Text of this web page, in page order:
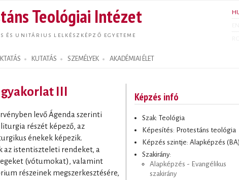
tartalomra
Teológiai Intézet
ÉS UNITÁRIUS LELKÉSZKÉPZŐ EGYETEME
KUTATÁS SZEMÉLYEK AKADÉMIAI ÉLET
III
levő Ágenda szerinti
részét képező, az
énekek képezik.
istentiszteleti rendeket, a
(vótumokat), valamint
részeinek megszerkesztésére,
Képzés infó
Szak: Teológia
Képesítés: Protestáns teológia
Képzés szintje: Alapképzés (BA)
Szakirány:
Alapképzés - Evangélikus
szakirány